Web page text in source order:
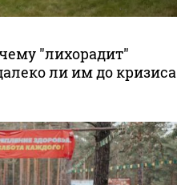
"лихорадит"
ли им до кризиса